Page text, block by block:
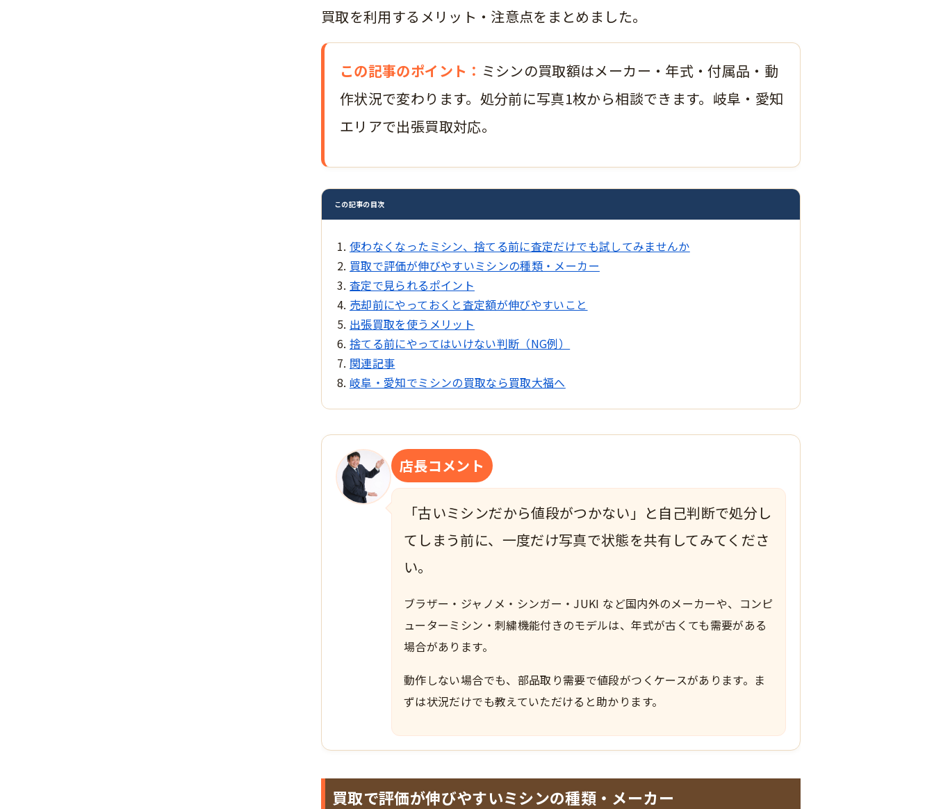
買取を利用するメリット・注意点をまとめました。
この記事のポイント： ミシンの買取額はメーカー・年式・付属品・動
作状況で変わります。処分前に写真1枚から相談できます。岐阜・愛知
エリアで出張買取対応。
この記事の目次
使わなくなったミシン、捨てる前に査定だけでも試してみませんか
買取で評価が伸びやすいミシンの種類・メーカー
査定で見られるポイント
売却前にやっておくと査定額が伸びやすいこと
出張買取を使うメリット
捨てる前にやってはいけない判断（NG例）
関連記事
岐阜・愛知でミシンの買取なら買取大福へ
店長コメント
「古いミシンだから値段がつかない」と自己判断で処分し
てしまう前に、一度だけ写真で状態を共有してみてくださ
い。
ブラザー・ジャノメ・シンガー・JUKI など国内外のメーカーや、コンピ
ューターミシン・刺繍機能付きのモデルは、年式が古くても需要がある
場合があります。
動作しない場合でも、部品取り需要で値段がつくケースがあります。ま
ずは状況だけでも教えていただけると助かります。
買取で評価が伸びやすいミシンの種類・メーカー